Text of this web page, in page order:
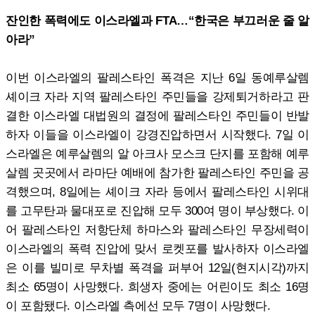
잔인한 폭력에도 이스라엘과 FTA…“한국은 부끄러운 줄 알
아라”
이번 이스라엘의 팔레스타인 폭격은 지난 6일 동예루살렘
셰이크 자라 지역 팔레스타인 주민들을 강제퇴거하라고 판
결한 이스라엘 대법원의 결정에 팔레스타인 주민들이 반발
하자 이들을 이스라엘이 강경진압하면서 시작했다. 7일 이
스라엘은 예루살렘의 알 아크사 모스크 단지를 포함해 예루
살렘 곳곳에서 라마단 예배에 참가한 팔레스타인 주민을 공
격했으며, 8일에는 셰이크 자라 등에서 팔레스타인 시위대
를 고무탄과 물대포로 진압해 모두 300여 명이 부상했다. 이
어 팔레스타인 저항단체 하마스와 팔레스타인 무장세력이
이스라엘의 폭력 진압에 맞서 로켓포를 발사하자 이스라엘
은 이를 빌미로 무차별 폭격을 퍼부어 12일(현지시각)까지
최소 65명이 사망했다. 희생자 중에는 어린이도 최소 16명
이 포함됐다. 이스라엘 측에선 모두 7명이 사망했다.